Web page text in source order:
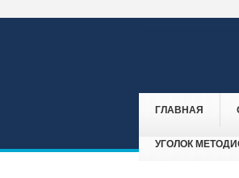
ГЛАВНАЯ
УГОЛОК